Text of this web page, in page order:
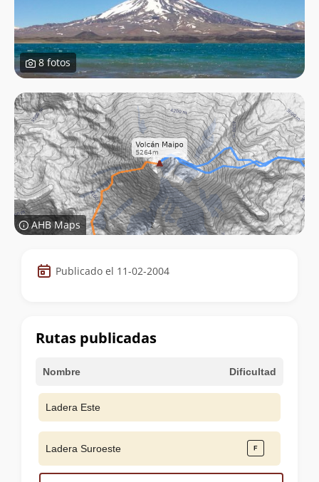
8 fotos
AHB Maps
Datos
de
cumbre
Publicado el 11-02-2004
Rutas publicadas
Nombre Dificultad
Ladera Este
Ladera Suroeste